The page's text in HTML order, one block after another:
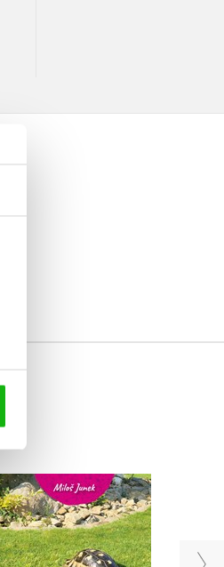
Začínáme se
suchozemskými
želvami
Miloš Junek